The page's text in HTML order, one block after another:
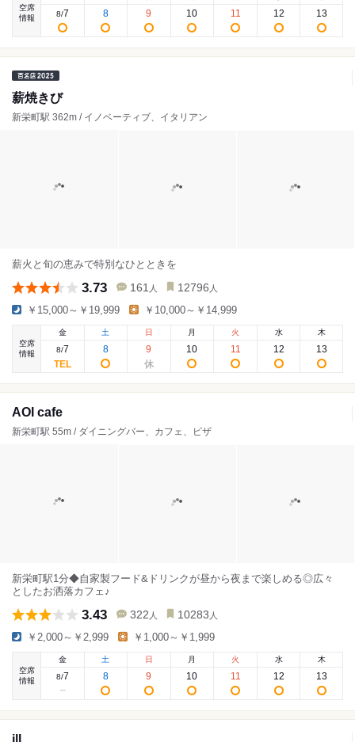
空席
情報
8/7 8 9 10 11 12 13
薪焼きび
新栄町駅 362m / イノベーティブ、イタリアン
薪火と旬の恵みで特別なひとときを
3.73 161 人 12796 人
￥15,000～￥19,999 ￥10,000～￥14,999
空席
情報
金
8/7
土
8
日
9
月
10
火
11
水
12
木
13
AOI cafe
新栄町駅 55m / ダイニングバー、カフェ、ピザ
新栄町駅1分◆自家製フード&ドリンクが昼から夜まで楽しめる◎広々
としたお洒落カフェ♪
3.43 322 人 10283 人
￥2,000～￥2,999 ￥1,000～￥1,999
空席
情報
金
8/7
土
8
日
9
月
10
火
11
水
12
木
13
ill